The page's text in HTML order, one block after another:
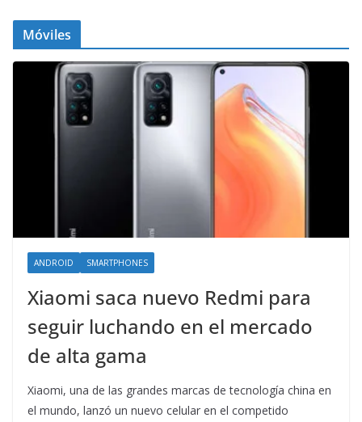
Móviles
ANDROID SMARTPHONES
Xiaomi saca nuevo Redmi para
seguir luchando en el mercado
de alta gama
Xiaomi, una de las grandes marcas de tecnología china en
el mundo, lanzó un nuevo celular en el competido